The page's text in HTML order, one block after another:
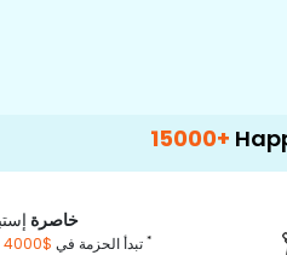
Happy Patients
خاصرة
تبدأ الحزمة في$4000 *